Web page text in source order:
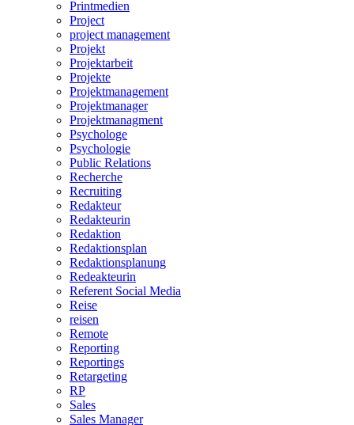
Printmedien
Project
project management
Projekt
Projektarbeit
Projekte
Projektmanagement
Projektmanager
Projektmanagment
Psychologe
Psychologie
Public Relations
Recherche
Recruiting
Redakteur
Redakteurin
Redaktion
Redaktionsplan
Redaktionsplanung
Redeakteurin
Referent Social Media
Reise
reisen
Remote
Reporting
Reportings
Retargeting
RP
Sales
Sales Manager